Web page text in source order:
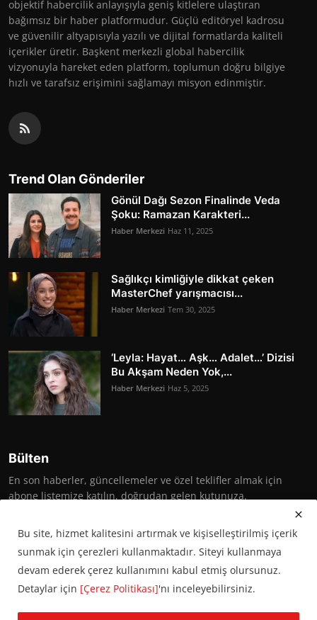
objektif habercilik anlayışıyla geniş kitlelere ulaştıran
bağımsız bir haber platformudur. Güçlü editöryel kadrosu
ve güvenilir altyapısıyla yazılı ve dijital formatlarda kaliteli
içerikler üretir. Başkent merkezli global habercilik
vizyonuyla hareket eden platform, toplumun doğru bilgiye
hızlı ve tarafsız erişimini sağlamayı misyon edinmiştir.
Trend Olan Gönderiler
Gönül Dağı Sezon Finalinde Veda
Şoku: Ramazan Karakteri...
Haber Merkezi Haz 11, 2025
Sağlıkçı kimliğiyle dikkat çeken
MasterChef yarışmacısı...
Haber Merkezi Tem 30, 2025
‘Leyla: Hayat… Aşk… Adalet…’ Dizisi
Bu Akşam Neden Yok,...
Haber Merkezi Haz 5, 2025
Bülten
En son haberler, güncellemeler ve özel teklifler almak için
abone listemize katılın, doğrudan gelen kutunuza.
Abone Ol
Bu site, hizmet kalitesini artırmak ve kişiselleştirilmiş içerik
sunmak için çerezleri kullanmaktadır. Siteyi kullanmaya
devam ederek çerez kullanımını kabul etmiş olursunuz.
Detaylar için [Çerez Politikası]'nı inceleyebilirsiniz.